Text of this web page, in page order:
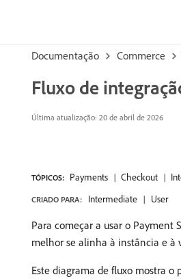
Documentação Commerce
Fluxo de
Última atualização: 20 de abril de 2026
TÓPICOS: Payments Checkout
CRIADO PARA: Intermediate User
Para começar a usar o Payment
melhor se alinha à instância e à
Este diagrama de fluxo mostra o